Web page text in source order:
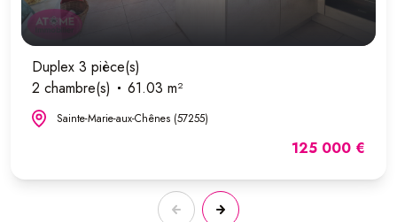
Duplex 3 pièce(s)
2 chambre(s)
61.03 m²
Sainte-Marie-aux-Chênes (57255)
125 000 €